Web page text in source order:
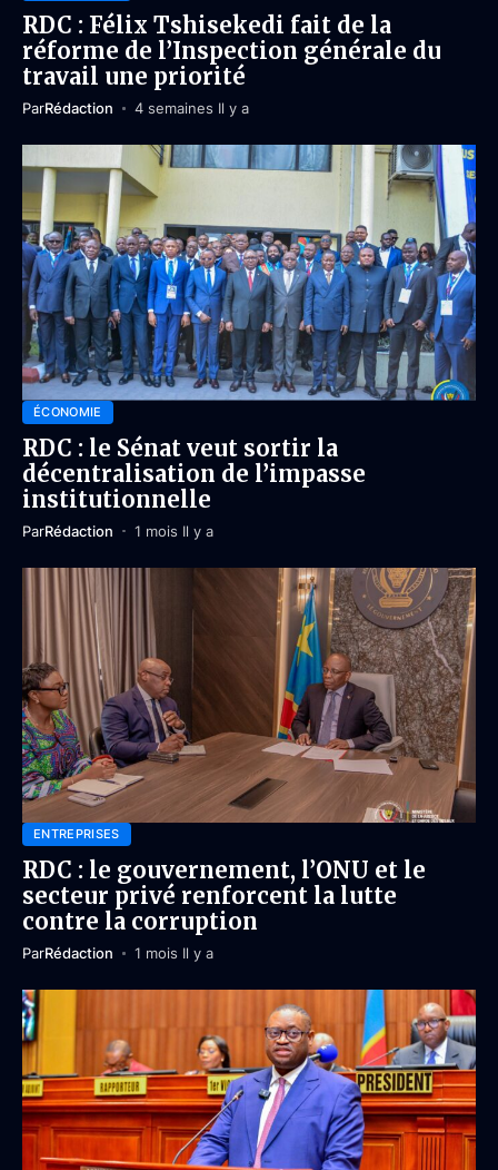
RDC : Félix Tshisekedi fait de la
réforme de l’Inspection générale du
travail une priorité
ParRédaction 4 semaines Il y a
ÉCONOMIE
RDC : le Sénat veut sortir la
décentralisation de l’impasse
institutionnelle
ParRédaction 1 mois Il y a
ENTREPRISES
RDC : le gouvernement, l’ONU et le
secteur privé renforcent la lutte
contre la corruption
ParRédaction 1 mois Il y a